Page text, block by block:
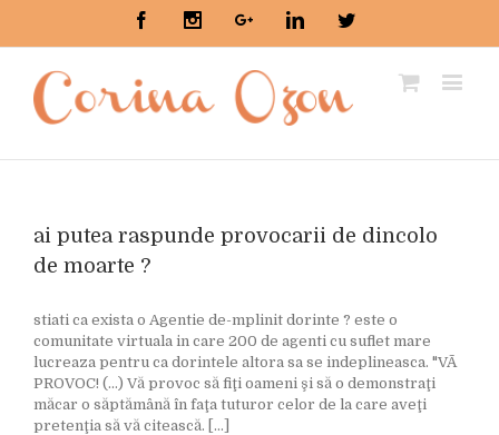
FacebookInstagramGoogle+LinkedinTwitter
ai putea raspunde provocarii de dincolo
de moarte ?
stiati ca exista o Agentie de-mplinit dorinte ? este o
comunitate virtuala in care 200 de agenti cu suflet mare
lucreaza pentru ca dorintele altora sa se indeplineasca. "VÃ
PROVOC! (...) Vă provoc să fiţi oameni şi să o demonstraţi
măcar o săptămână în faţa tuturor celor de la care aveţi
pretenţia să vă citească. [...]